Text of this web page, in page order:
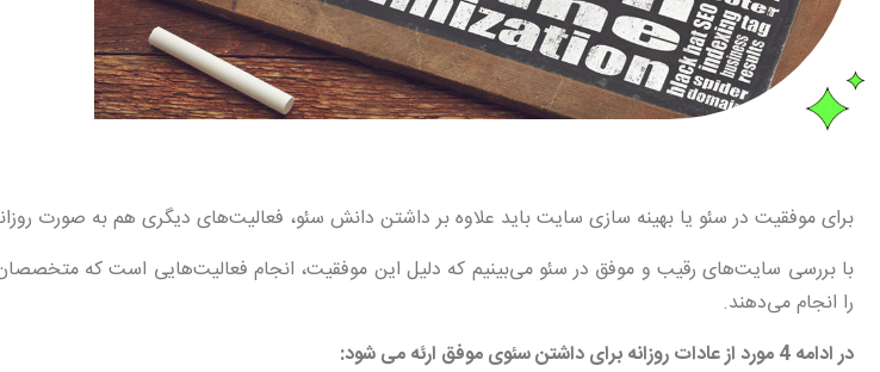
برای موفقیت در سئو یا بهینه سازی سایت باید علاوه بر داشتن دانش سئو، فعالیت‌های دیگری هم به صورت
با بررسی سایت‌های رقیب و موفق در سئو می‌بینیم که دلیل این موفقیت، انجام فعالیت‌هایی است که
را انجام می‌دهند.
در ادامه 4 مورد از عادات روزانه برای داشتن سئوی موفق ارئه می شود: